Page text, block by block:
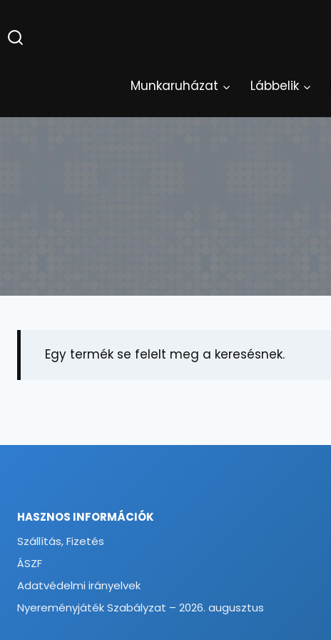
to
content
Munkaruházat Lábbelik
Egy termék se felelt meg a keresésnek.
HASZNOS INFORMÁCIÓK
Szállítás, Fizetés
ÁSZF
Adatvédelmi irányelvek
Nyereményjáték Szabályzat – 2026. augusztus